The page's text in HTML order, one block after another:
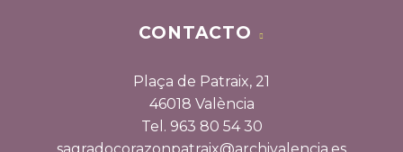
CONTACTO
Plaça de Patraix, 21
46018 València
Tel. 963 80 54 30